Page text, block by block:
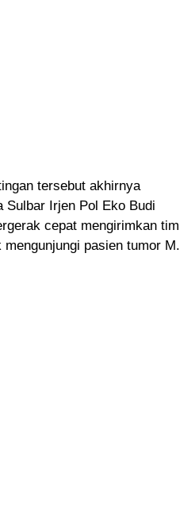
tersebut akhirnya
Sulbar Irjen Pol Eko Budi
cepat mengirimkan tim
pasien tumor M.